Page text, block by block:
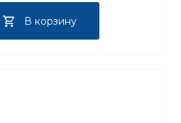
В корзину